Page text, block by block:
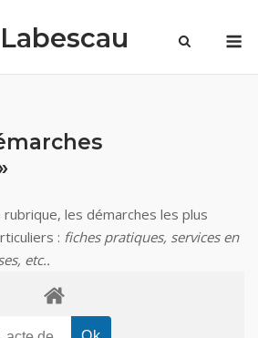
Labescau
les démarches les plus
: fiches pratiques, services en
etc..